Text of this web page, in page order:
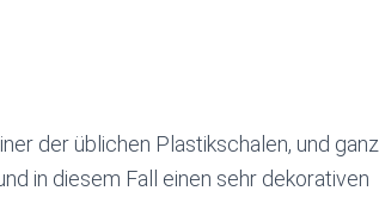
der üblichen Plastikschalen, und ganz
in diesem Fall einen sehr dekorativen